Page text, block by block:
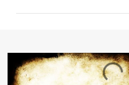
n
t
i